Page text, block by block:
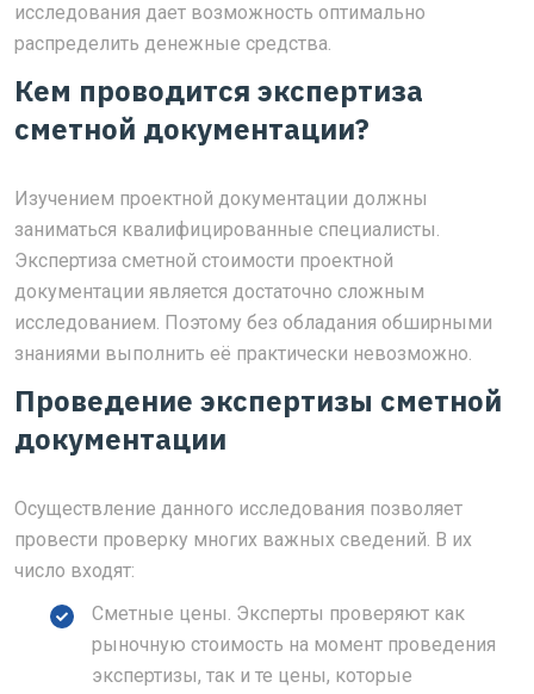
исследования дает возможность оптимально
распределить денежные средства.
Кем проводится экспертиза
сметной документации?
Изучением проектной документации должны
заниматься квалифицированные специалисты.
Экспертиза сметной стоимости проектной
документации является достаточно сложным
исследованием. Поэтому без обладания обширными
знаниями выполнить её практически невозможно.
Проведение экспертизы сметной
документации
Осуществление данного исследования позволяет
провести проверку многих важных сведений. В их
число входят:
Сметные цены. Эксперты проверяют как
рыночную стоимость на момент проведения
экспертизы, так и те цены, которые